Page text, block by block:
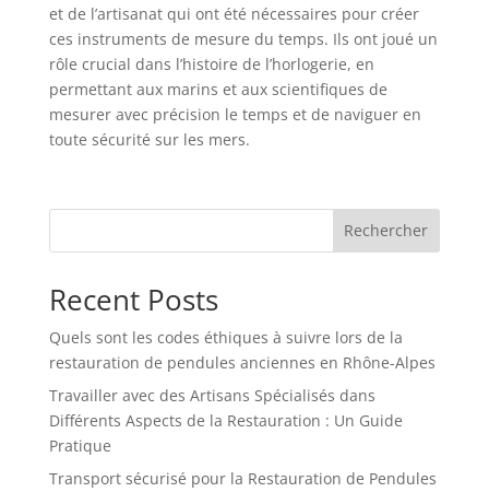
et de l’artisanat qui ont été nécessaires pour créer
ces instruments de mesure du temps. Ils ont joué un
rôle crucial dans l’histoire de l’horlogerie, en
permettant aux marins et aux scientifiques de
mesurer avec précision le temps et de naviguer en
toute sécurité sur les mers.
Rechercher
Recent Posts
Quels sont les codes éthiques à suivre lors de la
restauration de pendules anciennes en Rhône-Alpes
Travailler avec des Artisans Spécialisés dans
Différents Aspects de la Restauration : Un Guide
Pratique
Transport sécurisé pour la Restauration de Pendules